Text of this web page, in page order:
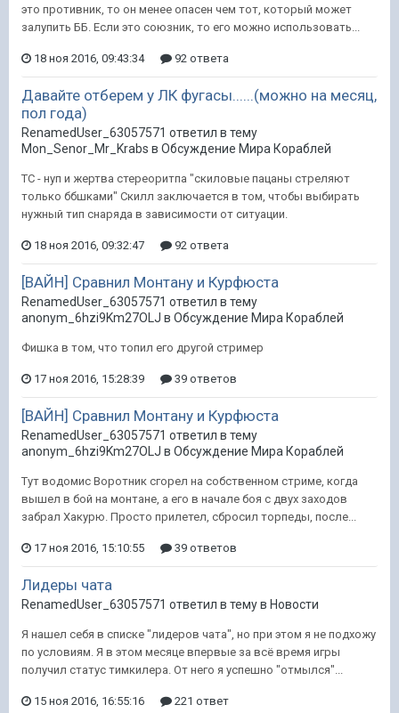
это противник, то он менее опасен чем тот, который может
зaлупить ББ. Если это союзник, то его можно использовать...
18 ноя 2016, 09:43:34 92 ответа
Давайте отберем у ЛК фугасы......(можно на месяц,
пол года)
RenamedUser_63057571 ответил в тему
Mon_Senor_Mr_Krabs в Обсуждение Мира Кораблей
ТС - нуп и жертва стереоритпа "скиловые пацаны стреляют
только ббшками" Скилл заключается в том, чтобы выбирать
нужный тип снаряда в зависимости от ситуации.
18 ноя 2016, 09:32:47 92 ответа
[ВАЙН] Сравнил Монтану и Курфюста
RenamedUser_63057571 ответил в тему
anonym_6hzi9Km27OLJ в Обсуждение Мира Кораблей
Фишка в том, что топил его другой стример
17 ноя 2016, 15:28:39 39 ответов
[ВАЙН] Сравнил Монтану и Курфюста
RenamedUser_63057571 ответил в тему
anonym_6hzi9Km27OLJ в Обсуждение Мира Кораблей
Тут водомис Воротник сгорел на собственном стриме, когда
вышел в бой на монтане, а его в начале боя с двух заходов
забрал Хакурю. Просто прилетел, сбросил торпеды, после...
17 ноя 2016, 15:10:55 39 ответов
Лидеры чата
RenamedUser_63057571 ответил в тему в Новости
Я нашел себя в списке "лидеров чата", но при этом я не подхожу
по условиям. Я в этом месяце впервые за всё время игры
получил статус тимкилера. От него я успешно "отмылся"...
15 ноя 2016, 16:55:16 221 ответ